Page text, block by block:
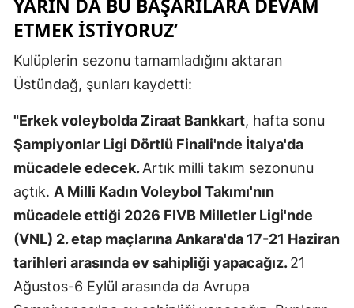
Manisa
Muş
Nevşehir
Ordu
Rize
Sakarya
YARIN DA BU BAŞARILARA DEVAM
ETMEK ISTIYORUZ’
Kulüplerin sezonu tamamladığını aktaran
Üstündağ, şunları kaydetti:
"Erkek voleybolda Ziraat Bankkart, hafta sonu
Şampiyonlar Ligi Dörtlü Finali'nde İtalya'da
mücadele edecek.Artık milli takım sezonunu
açtık. A Milli Kadın Voleybol Takımı'nın
mücadele ettiği 2026 FIVB Milletler Ligi'nde
(VNL) 2. etap maçlarına Ankara'da 17-21 Haziran
tarihleri arasında ev sahipliği yapacağız.21
Ağustos-6 Eylül arasında da Avrupa